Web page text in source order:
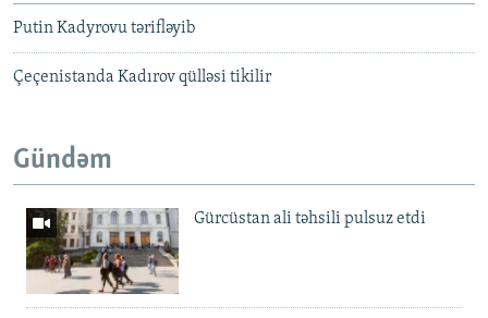
Putin Kadyrovu tərifləyib
Çeçenistanda Kadırov qülləsi tikilir
Gündəm
Gürcüstan ali təhsili pulsuz etdi